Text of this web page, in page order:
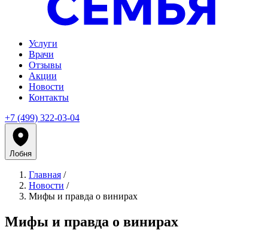
Услуги
Врачи
Отзывы
Акции
Новости
Контакты
+7 (499) 322-03-04
Лобня
Главная /
Новости /
Мифы и правда о винирах
Мифы и правда о винирах